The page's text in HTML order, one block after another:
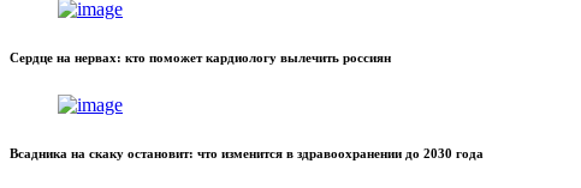
Сердце на нервах: кто поможет кардиологу вылечить россиян
Всадника на скаку остановит: что изменится в здравоохранении до 2030 года